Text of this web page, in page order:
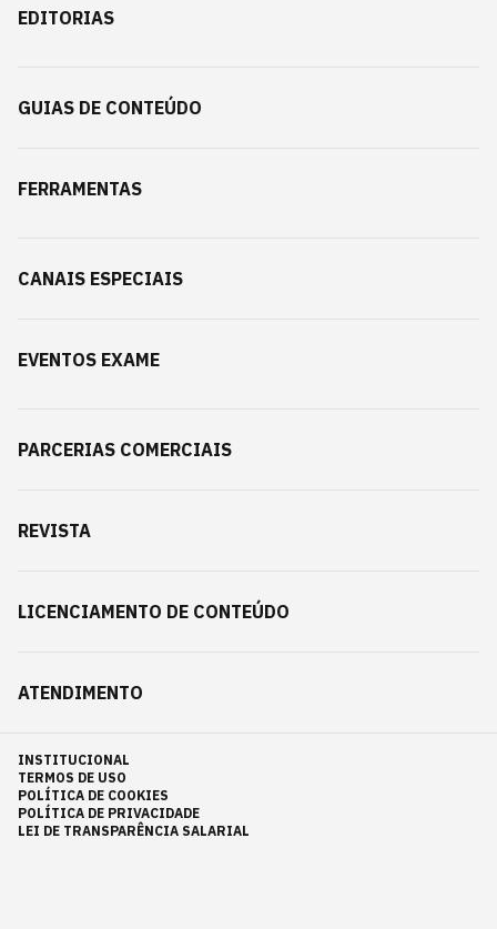
EDITORIAS
GUIAS DE CONTEÚDO
FERRAMENTAS
CANAIS ESPECIAIS
EVENTOS EXAME
PARCERIAS COMERCIAIS
REVISTA
LICENCIAMENTO DE CONTEÚDO
ATENDIMENTO
INSTITUCIONAL
TERMOS DE USO
POLÍTICA DE COOKIES
POLÍTICA DE PRIVACIDADE
LEI DE TRANSPARÊNCIA SALARIAL